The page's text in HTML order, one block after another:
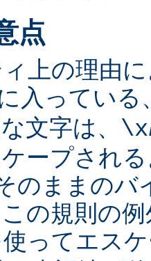
点
上の理由
入っている
文字は、 \x
ープされ
のままのバ
の規則の
ってエス